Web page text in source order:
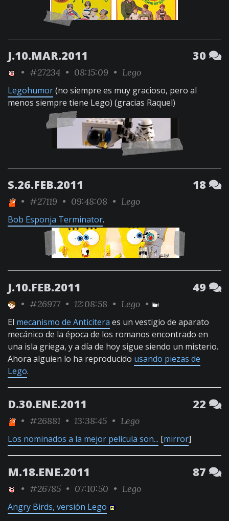
J.10.MAR.2011 30
• #27234 • 08:15:09 • Lego
Legohumor(no siempre es muy gracioso, pero al
menos siempre tiene Lego) (gracias Raquel)
S.26.FEB.2011 18
• #27119 • 09:48:08 • Lego
Bob Esponja Terminator.
J.10.FEB.2011 49
• #26977 • 12:08:58 • Lego •
El mecanismo de Anticitera es un vestigio de aparato
mecánico de la época de los romanos encontrado en
una isla griega, y a día de hoy sigue siendo un misterio.
Ahora alguien lo ha reproducido usando piezas de
Lego.
D.30.ENE.2011 22
• #26881 • 13:38:45 • Lego
Los nominados a la mejor película son... [mirror]
M.18.ENE.2011 87
• #26785 • 07:10:50 • Lego
Angry Birds, versión Lego